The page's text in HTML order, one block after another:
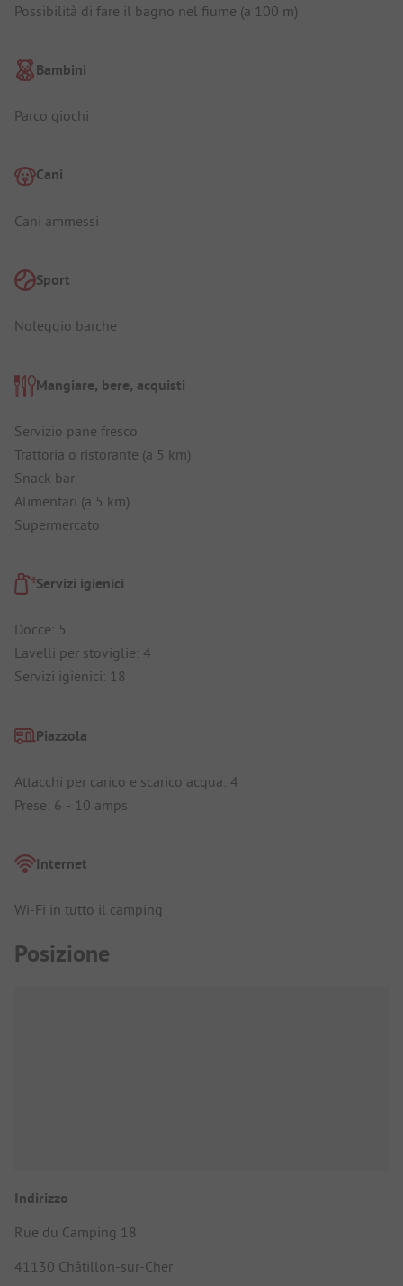
Possibilità di fare il bagno nel fiume (a 100 m)
Bambini
Parco giochi
Cani
Cani ammessi
Sport
Noleggio barche
Mangiare, bere, acquisti
Servizio pane fresco
Trattoria o ristorante (a 5 km)
Snack bar
Alimentari (a 5 km)
Supermercato
Servizi igienici
Docce: 5
Lavelli per stoviglie: 4
Servizi igienici: 18
Piazzola
Attacchi per carico e scarico acqua: 4
Prese: 6 - 10 amps
Internet
Wi-Fi in tutto il camping
Posizione
Indirizzo
Rue du Camping 18
41130 Châtillon-sur-Cher